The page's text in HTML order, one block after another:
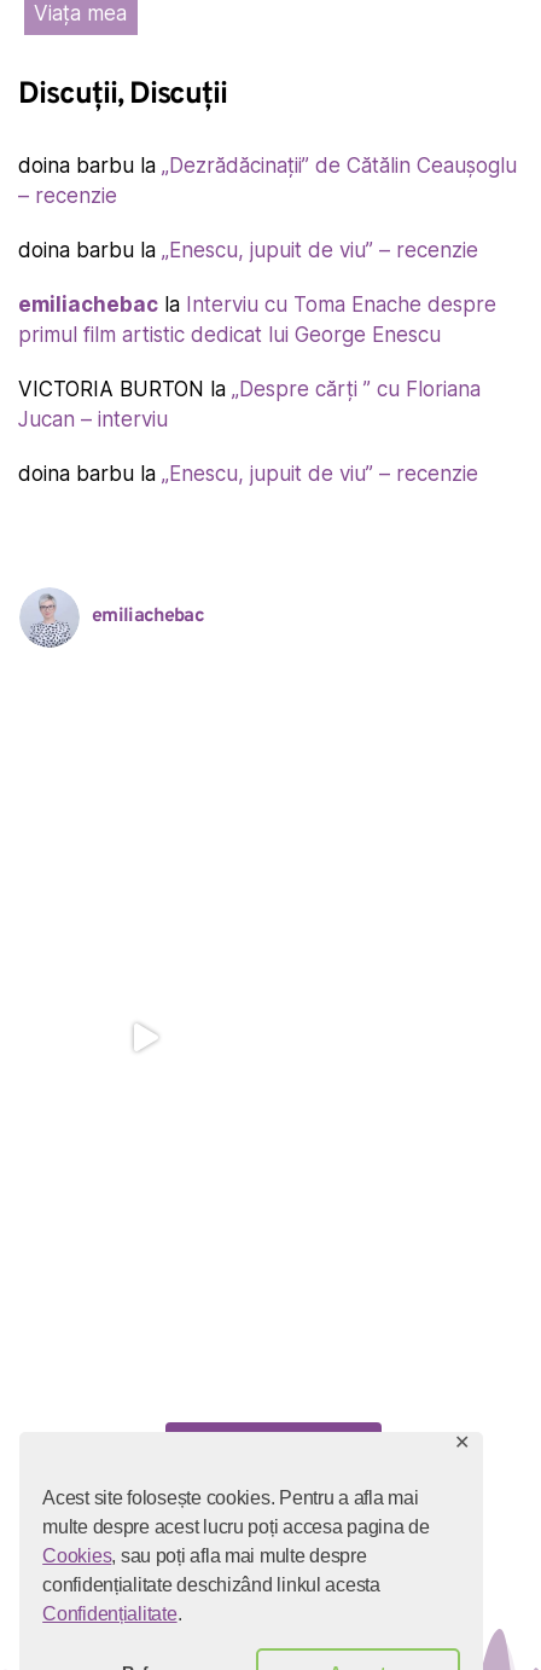
Acest site folosește cookies. Pentru a afla mai
multe despre acest lucru poți accesa pagina de
Cookies, sau poți afla mai multe despre
confidențialitate deschizând linkul acesta
Confidențialitate.
✕
Viața mea
Discuții, Discuții
doina barbu la „Dezrădăcinații” de Cătălin Ceaușoglu
– recenzie
doina barbu la „Enescu, jupuit de viu” – recenzie
emiliachebac la Interviu cu Toma Enache despre
primul film artistic dedicat lui George Enescu
VICTORIA BURTON la „Despre cărți ” cu Floriana
Jucan – interviu
doina barbu la „Enescu, jupuit de viu” – recenzie
emiliachebac
Cookies
Termeni și condiții
Confidențialitate